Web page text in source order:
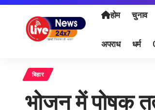
होम चुनाव
अपराध धर्म
बिहार
भोजन में पोषक